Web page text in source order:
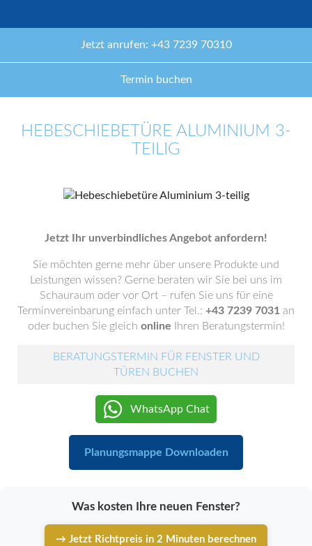
Jetzt anrufen: +43 7239 70310
Termin buchen
HEBESCHIEBETÜRE ALUMINIUM 3-
TEILIG
Jetzt Ihr unverbindliches Angebot anfordern!
Sie möchten gerne mehr über unsere Produkte und
Leistungen wissen? Gerne beraten wir Sie bei uns im
Schauraum oder vor Ort – rufen Sie uns für eine
Terminvereinbarung einfach unter Tel.: +43 7239 7031 an
oder buchen Sie gleich online Ihren Beratungstermin!
BERATUNGSTERMIN FÜR FENSTER UND
TÜREN BUCHEN
WhatsApp Chat
Planungsmappe Downloaden
Was kosten Ihre neuen Fenster?
→ Jetzt Richtpreis in 2 Minuten berechnen